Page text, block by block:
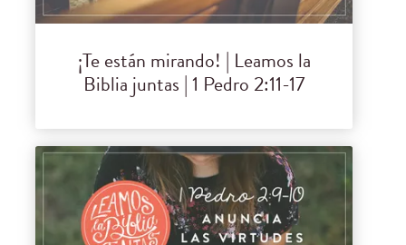
¡Te están mirando! | Leamos la
Biblia juntas | 1 Pedro 2:11-17